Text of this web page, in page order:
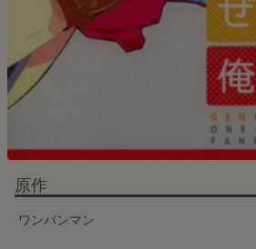
原作
ワンパンマン